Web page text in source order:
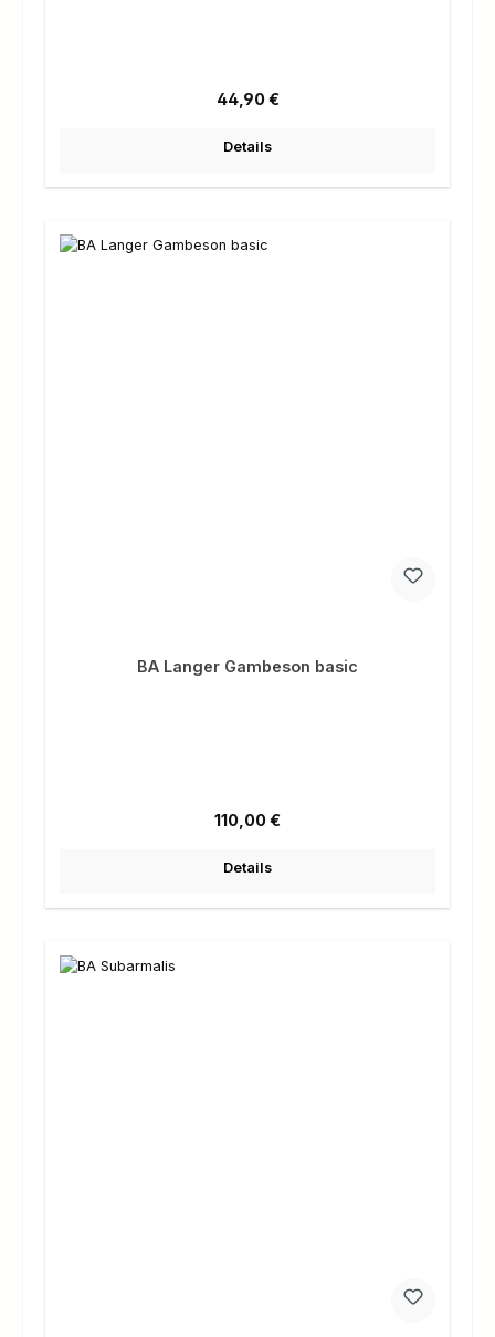
Regulärer Preis:
44,90 €
Details
BA Langer Gambeson basic
Regulärer Preis:
110,00 €
Details